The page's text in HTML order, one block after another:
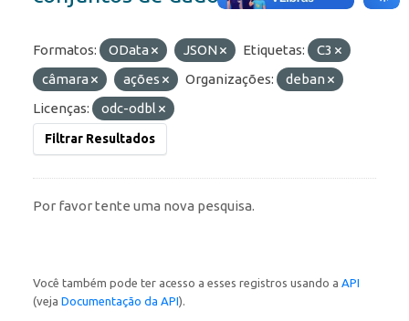
Formatos: OData JSON Etiquetas:
C3
câmara
ações Organizações:
deban
Licenças:
odc-odbl
Filtrar Resultados
Por favor tente uma nova pesquisa.
Você também pode ter acesso a esses registros usando a API
(veja Documentação da API).